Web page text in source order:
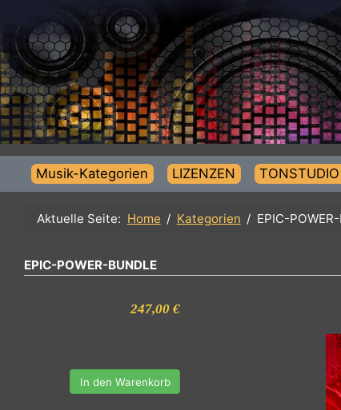
Musik-Kategorien LIZENZEN
Aktuelle Seite:Home Kategorien
EPIC-POWER-BUNDLE